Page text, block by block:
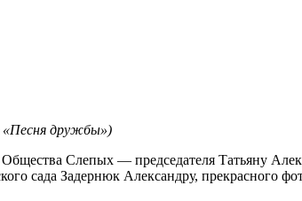
«Песня дружбы»)
Слепых — председателя Татьяну
сада Задернюк Александру, прекрасного